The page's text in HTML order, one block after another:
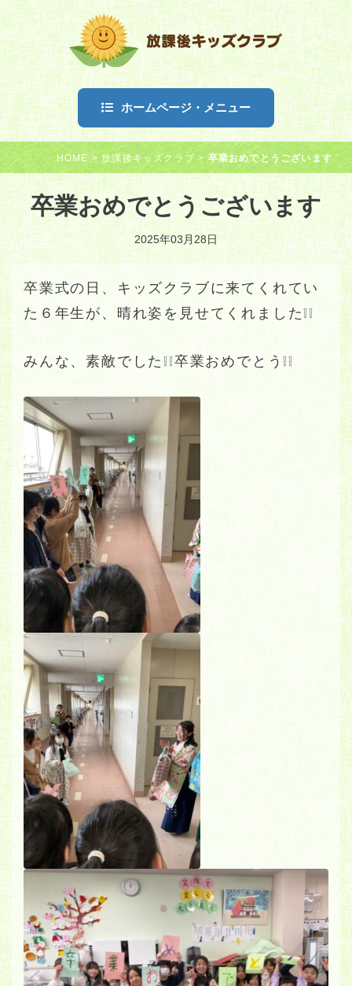
ホームページ・メニュー
HOME >放課後キッズクラブ > 卒業おめでとうございます
卒業おめでとうございます
2025年03月28日
卒業式の日、キッズクラブに来てくれてい
た６年生が、晴れ姿を見せてくれました❕❕
みんな、素敵でした❕❕卒業おめでとう❕❕